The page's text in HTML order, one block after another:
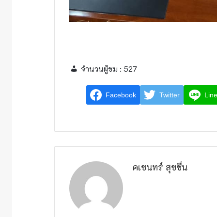
จำนวนผู้ชม : 527
Facebook Twitter Line
คเชนทร์ สุขชื่น